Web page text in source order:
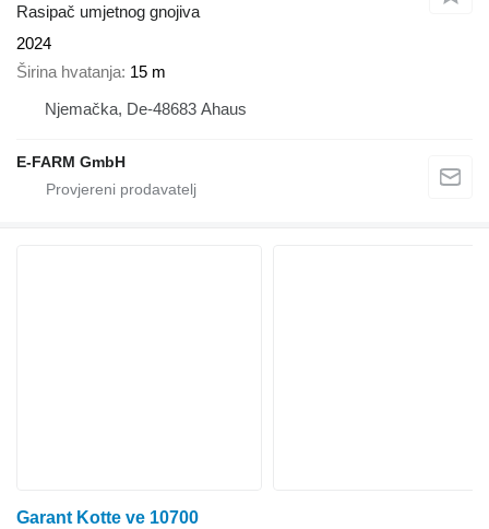
Rasipač umjetnog gnojiva
2024
Širina hvatanja 15 m
Njemačka, De-48683 Ahaus
E-FARM GmbH
Garant Kotte ve 10700